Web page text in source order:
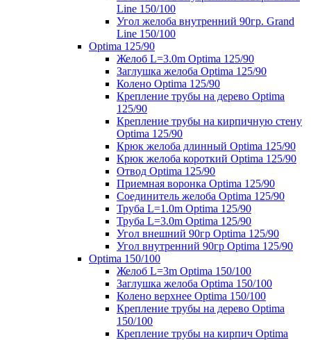
Line 150/100
Угол желоба внутренний 90гр. Grand
Line 150/100
Optima 125/90
Желоб L=3.0m Optima 125/90
Заглушка желоба Optima 125/90
Колено Optima 125/90
Крепление трубы на дерево Optima
125/90
Крепление трубы на кирпичную стену
Optima 125/90
Крюк желоба длинный Optima 125/90
Крюк желоба короткий Optima 125/90
Отвод Optima 125/90
Приемная воронка Optima 125/90
Соединитель желоба Optima 125/90
Труба L=1.0m Optima 125/90
Труба L=3.0m Optima 125/90
Угол внешний 90гр Optima 125/90
Угол внутренний 90гр Optima 125/90
Optima 150/100
Желоб L=3m Optima 150/100
Заглушка желоба Optima 150/100
Колено верхнее Optima 150/100
Крепление трубы на дерево Optima
150/100
Крепление трубы на кирпич Optima